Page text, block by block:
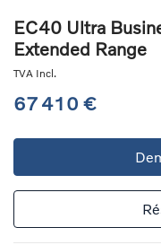
EC40 Ultra
Extended Range
TVA Incl.
67 410 €